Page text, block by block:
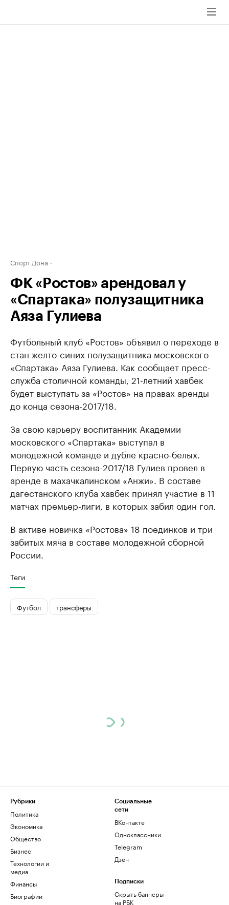
Спорт Дона
ФК «Ростов» арендовал у
«Спартака» полузащитника
Аяза Гулиева
Футбольный клуб «Ростов» объявил о переходе в
стан желто-синих полузащитника московского
«Спартака» Аяза Гулиева. Как сообщает пресс-
служба столичной команды, 21-летний хавбек
будет выступать за «Ростов» на правах аренды
до конца сезона-2017/18.
За свою карьеру воспитанник Академии
московского «Спартака» выступал в
молодежной команде и дубле красно-белых.
Первую часть сезона-2017/18 Гулиев провел в
аренде в махачкалинском «Анжи». В составе
дагестанского клуба хавбек принял участие в 11
матчах премьер-лиги, в которых забил один гол.
В активе новичка «Ростова» 18 поединков и три
забитых мяча в составе молодежной сборной
России.
Теги
Футбол трансферы
Рубрики
Политика
Экономика
Общество
Бизнес
Технологии и
медиа
Финансы
Биографии
Социальные
сети
ВКонтакте
Одноклассники
Telegram
Дзен
Подписки
Скрыть баннеры
на РБК